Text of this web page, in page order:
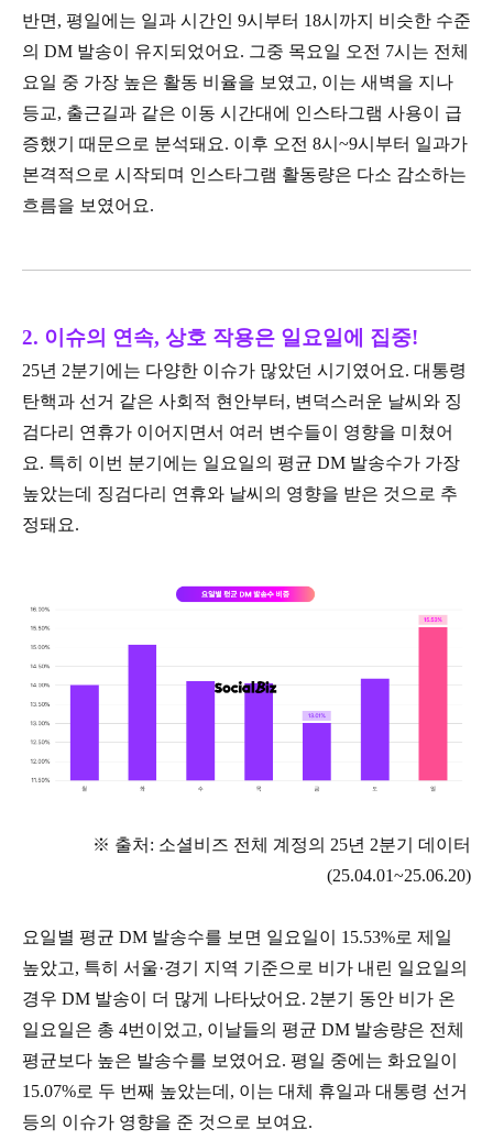
반면, 평일에는 일과 시간인 9시부터 18시까지 비슷한 수준
의 DM 발송이 유지되었어요. 그중 목요일 오전 7시는 전체
요일 중 가장 높은 활동 비율을 보였고, 이는 새벽을 지나
등교, 출근길과 같은 이동 시간대에 인스타그램 사용이 급
증했기 때문으로 분석돼요. 이후 오전 8시~9시부터 일과가
본격적으로 시작되며 인스타그램 활동량은 다소 감소하는
흐름을 보였어요.
2. 이슈의 연속, 상호 작용은 일요일에 집중!
25년 2분기에는 다양한 이슈가 많았던 시기였어요. 대통령
탄핵과 선거 같은 사회적 현안부터, 변덕스러운 날씨와 징
검다리 연휴가 이어지면서 여러 변수들이 영향을 미쳤어
요. 특히 이번 분기에는 일요일의 평균 DM 발송수가 가장
높았는데 징검다리 연휴와 날씨의 영향을 받은 것으로 추
정돼요.
※ 출처: 소셜비즈 전체 계정의 25년 2분기 데이터
(25.04.01~25.06.20)
요일별 평균 DM 발송수를 보면 일요일이 15.53%로 제일
높았고, 특히 서울·경기 지역 기준으로 비가 내린 일요일의
경우 DM 발송이 더 많게 나타났어요. 2분기 동안 비가 온
일요일은 총 4번이었고, 이날들의 평균 DM 발송량은 전체
평균보다 높은 발송수를 보였어요. 평일 중에는 화요일이
15.07%로 두 번째 높았는데, 이는 대체 휴일과 대통령 선거
등의 이슈가 영향을 준 것으로 보여요.